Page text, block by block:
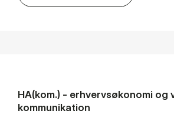
HA(kom.) - erhvervs­økonomi
kommunikation